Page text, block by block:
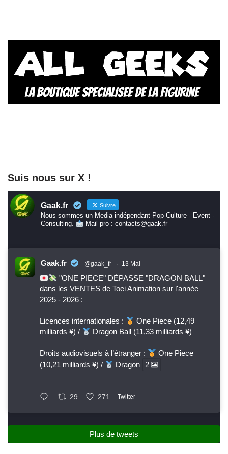
Suis nous sur X !
Gaak.fr Suivre
Nous sommes un Media indépendant Pop Culture - Event -
Consulting.
Mail pro : contacts@gaak.fr
Gaak.fr @gaak_fr · 13 Mai
"ONE PIECE" DÉPASSE "DRAGON BALL"
dans les VENTES de Toei Animation sur l'année
2025 - 2026 :
Licences internationales :
One Piece (12,49
milliards ¥) /
Dragon Ball (11,33 milliards ¥)
Droits audiovisuels à l’étranger :
One Piece
(10,21 milliards ¥) /
Dragon 2
29 271 Twitter
Plus de tweets